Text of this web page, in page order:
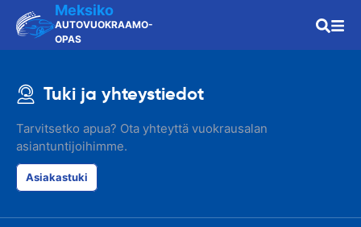
Meksiko
AUTOVUOKRAAMO-
OPAS
Tuki ja yhteystiedot
Tarvitsetko apua? Ota yhteyttä vuokrausalan
asiantuntijoihimme.
Asiakastuki